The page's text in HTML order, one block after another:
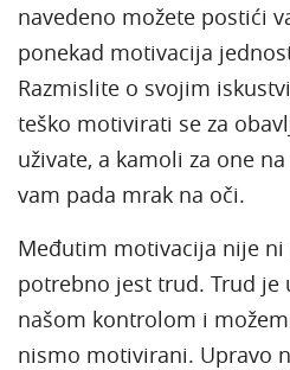
navedeno možete postići
ponekad motivacija
Razmislite o svojim
teško motivirati se za
uživate, a kamoli za one
vam pada mrak na oči.
Međutim motivacija nije
potrebno jest trud. Trud
našom kontrolom i
nismo motivirani. Upravo